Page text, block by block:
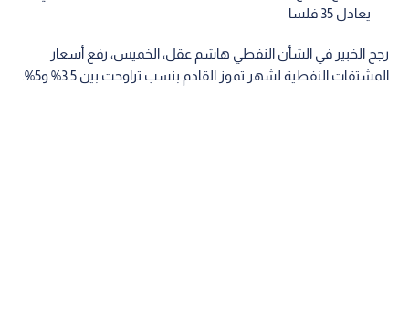
يعادل 35 فلسا
رجح الخبير في الشأن النفطي هاشم عقل، الخميس، رفع أسعار
المشتقات النفطية لشهر تموز القادم بنسب تراوحت بين 3.5% و5%.